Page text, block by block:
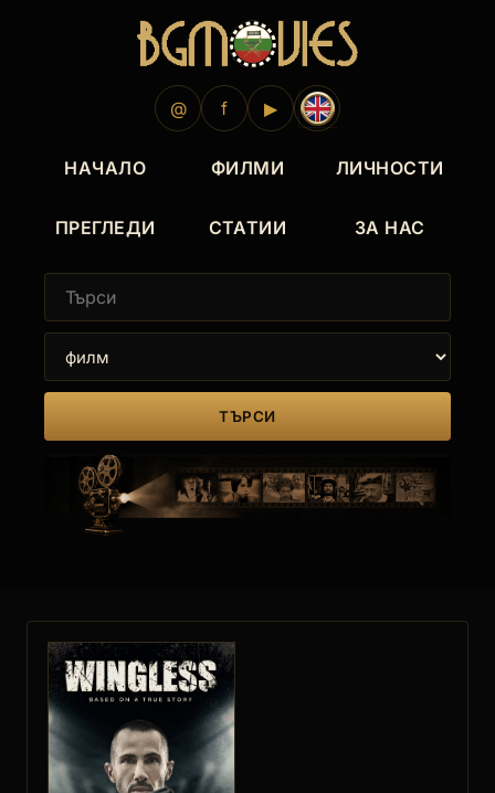
@ f ▶
НАЧАЛО ФИЛМИ ЛИЧНОСТИ
ПРЕГЛЕДИ СТАТИИ ЗА НАС
ТЪРСИ